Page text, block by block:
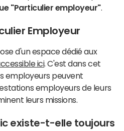
"Particulier employeur"
Employeur
d'un espace dédié aux
ici. C'est dans cet
employeurs peuvent
employeurs de leurs
leurs missions.
existe-t-elle toujours